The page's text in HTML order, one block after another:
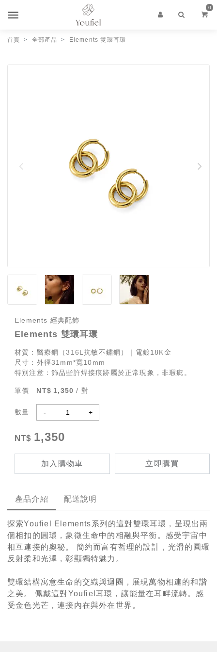
0
首頁 全部產品 Elements 雙環耳環
Elements 經典配飾
Elements 雙環耳環
材質：醫療鋼（316L抗敏不鏽鋼）｜電鍍18K金
尺寸：外徑31mm*寬10mm
特別注意：飾品些許焊接痕跡屬於正常現象，非瑕疵。
單價 1,350 / 對
數量 - +
1,350
加入購物車 立即購買
產品介紹 配送說明
探索Youfiel Elements系列的這對雙環耳環，呈現出兩
個相扣的圓環，象徵生命中的相融與平衡。感受宇宙中
相互連接的奧秘。 簡約而富有哲理的設計，光滑的圓環
反射柔和光澤，彰顯獨特魅力。
雙環結構寓意生命的交織與迴圈，展現萬物相連的和諧
之美。 佩戴這對Youfiel耳環，讓能量在耳畔流轉。感
受金色光芒，連接內在與外在世界。